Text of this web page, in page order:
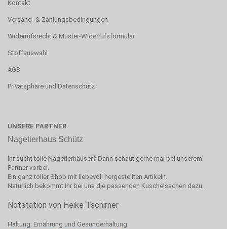
Kontakt
Versand- & Zahlungsbedingungen
Widerrufsrecht & Muster-Widerrufsformular
Stoffauswahl
AGB
Privatsphäre und Datenschutz
UNSERE PARTNER
Nagetierhaus Schütz
Ihr sucht tolle Nagetierhäuser? Dann schaut gerne mal bei unserem
Partner vorbei.
Ein ganz toller Shop mit liebevoll hergestellten Artikeln.
Natürlich bekommt Ihr bei uns die passenden Kuschelsachen dazu.
Notstation von Heike Tschirner
Haltung, Ernährung und Gesunderhaltung